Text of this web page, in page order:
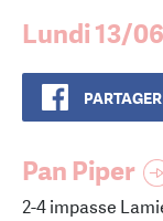
Lundi 13/
Pan Piper
2-4 impasse